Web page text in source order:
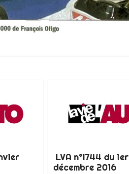
LVA n°1744 du 1er
décembre 2016